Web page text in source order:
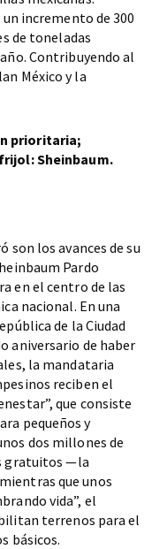
un incremento de 300
de toneladas
Contribuyendo al
México y la
prioritaria;
Sheinbaum.
son los avances de su
Pardo
en el centro de las
nacional. En una
de la Ciudad
aniversario de haber
la mandataria
reciben el
que consiste
pequeños y
dos millones de
gratuitos —la
que unos
vida”, el
terrenos para el
básicos.